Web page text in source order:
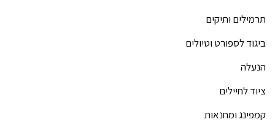
תרמילים ותיקים
ביגוד לספורט וטיולים
הנעלה
ציוד לחיילים
קמפינג ומחנאות